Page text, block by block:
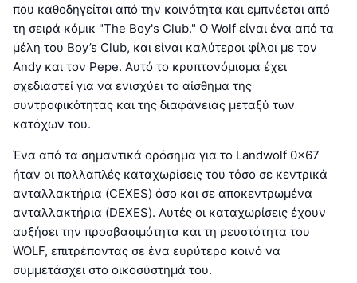
που καθοδηγείται από την κοινότητα και εμπνέεται από
τη σειρά κόμικ "The Boy's Club." Ο Wolf είναι ένα από τα
μέλη του Boy’s Club, και είναι καλύτεροι φίλοι με τον
Andy και τον Pepe. Αυτό το κρυπτονόμισμα έχει
σχεδιαστεί για να ενισχύει το αίσθημα της
συντροφικότητας και της διαφάνειας μεταξύ των
κατόχων του.
Ένα από τα σημαντικά ορόσημα για το Landwolf 0x67
ήταν οι πολλαπλές καταχωρίσεις του τόσο σε κεντρικά
ανταλλακτήρια (CEXES) όσο και σε αποκεντρωμένα
ανταλλακτήρια (DEXES). Αυτές οι καταχωρίσεις έχουν
αυξήσει την προσβασιμότητα και τη ρευστότητα του
WOLF, επιτρέποντας σε ένα ευρύτερο κοινό να
συμμετάσχει στο οικοσύστημά του.